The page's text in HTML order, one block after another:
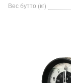
Вес бутто (кг)